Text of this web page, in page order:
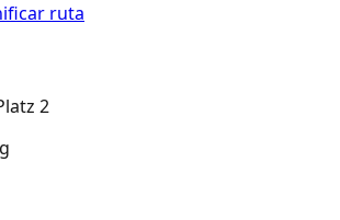
ruta
2